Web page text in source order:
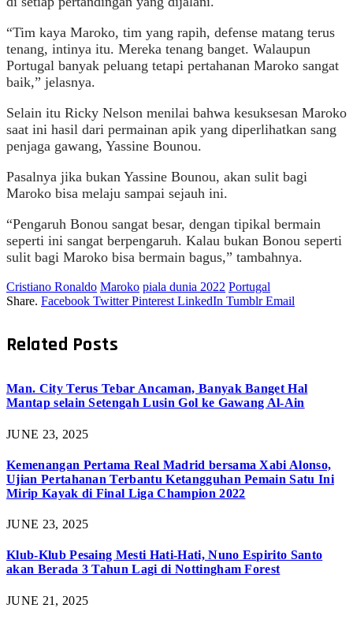
“Tim kaya Maroko, tim yang rapih, defense matang terus
tenang, intinya itu. Mereka tenang banget. Walaupun
Portugal banyak peluang tetapi pertahanan Maroko sangat
baik,” jelasnya.
Selain itu Ricky Nelson menilai bahwa kesuksesan Maroko
saat ini hasil dari permainan apik yang diperlihatkan sang
penjaga gawang, Yassine Bounou.
Pasalnya jika bukan Yassine Bounou, akan sulit bagi
Maroko bisa melaju sampai sejauh ini.
“Pengaruh Bonou sangat besar, dengan tipikal bermain
seperti ini sangat berpengaruh. Kalau bukan Bonou seperti
sulit bagi Maroko bisa bermain bagus,” tambahnya.
Cristiano Ronaldo Maroko piala dunia 2022 Portugal
Share. Facebook Twitter Pinterest LinkedIn Tumblr Email
Related Posts
Man. City Terus Tebar Ancaman, Banyak Banget Hal
Mantap selain Setengah Lusin Gol ke Gawang Al-Ain
JUNE 23, 2025
Kemenangan Pertama Real Madrid bersama Xabi Alonso,
Ujian Pertahanan Terbantu Ketangguhan Pemain Satu Ini
Mirip Kayak di Final Liga Champion 2022
JUNE 23, 2025
Klub-Klub Pesaing Mesti Hati-Hati, Nuno Espirito Santo
akan Berada 3 Tahun Lagi di Nottingham Forest
JUNE 21, 2025